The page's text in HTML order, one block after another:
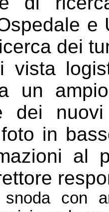
e
dei
vista
un
dei
in
al
con